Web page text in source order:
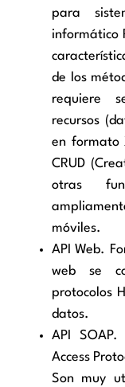
para
informático
de los
requiere
recursos
en formato
CRUD
otras
móviles.
API Web.
web se
protocolos
datos.
API
Access
Son muy